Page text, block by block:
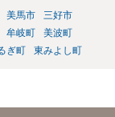
美馬市
三好市
牟岐町
美波町
ぎ町 東みよし町